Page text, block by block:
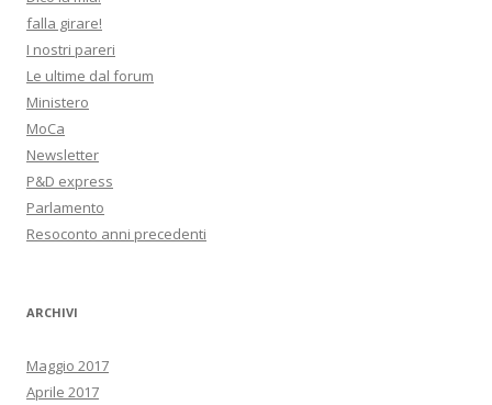
falla girare!
I nostri pareri
Le ultime dal forum
Ministero
MoCa
Newsletter
P&D express
Parlamento
Resoconto anni precedenti
ARCHIVI
Maggio 2017
Aprile 2017